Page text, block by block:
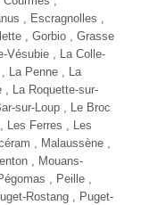
, Escragnolles ,
, Gorbio , Grasse
Vésubie ,
La Colle-
, La Penne , La
, La Roquette-sur-
sur-Loup , Le Broc
Les Ferres , Les
, Malaussène ,
Mouans-
, Peille ,
Rostang , Puget-